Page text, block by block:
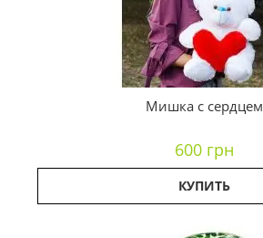
Мишка с сердцем
600 грн
КУПИТЬ